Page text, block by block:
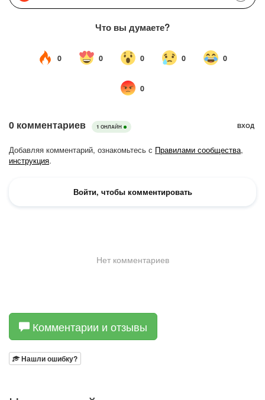
Комментарии и отзывы
Нашли ошибку?